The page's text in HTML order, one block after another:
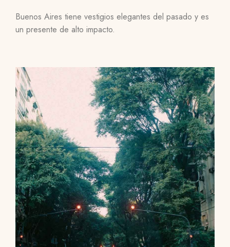
Buenos Aires tiene vestigios elegantes del pasado y es
un presente de alto impacto.